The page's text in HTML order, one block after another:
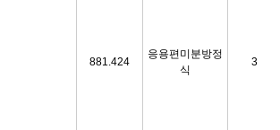
881.424
응용편미분방정
식
3